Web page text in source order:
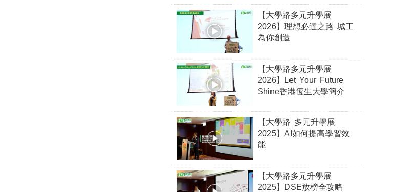
【大學路多元升學展
2026】理想必達之路 城工
為你創造
【大學路多元升學展
2026】Let Your Future
Shine香港恆生大學簡介
【大學路 多元升學展
2025】AI如何提高學習效
能
【大學路多元升學展
2025】DSE放榜全攻略